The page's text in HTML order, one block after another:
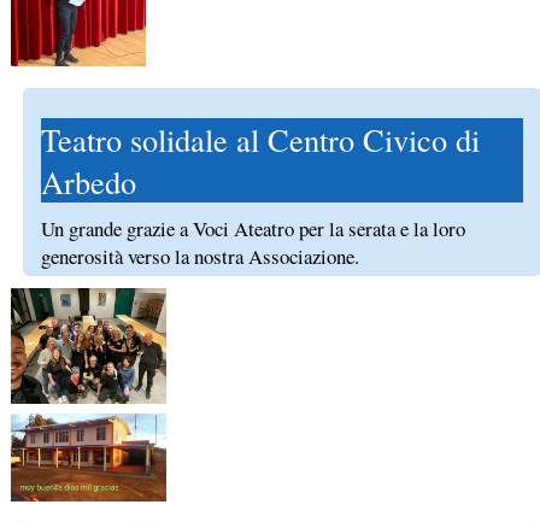
Teatro solidale al Centro Civico di
Arbedo
Un grande grazie a Voci Ateatro per la serata e la loro
generosità verso la nostra Associazione.